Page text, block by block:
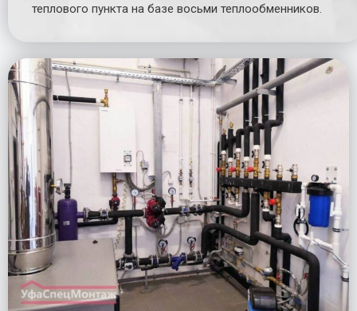
теплового пункта на базе восьми теплообменников.